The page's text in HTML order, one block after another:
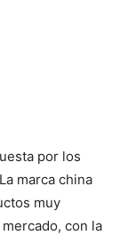
por los
marca china
muy
con la